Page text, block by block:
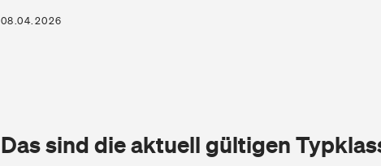
08.04.2026
Das sind die aktuell gültigen